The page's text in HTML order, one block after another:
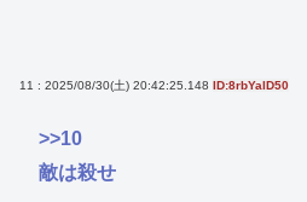
11 : 2025/08/30(土) 20:42:25.148 ID:8rbYalD50
>>10
敵は殺せ